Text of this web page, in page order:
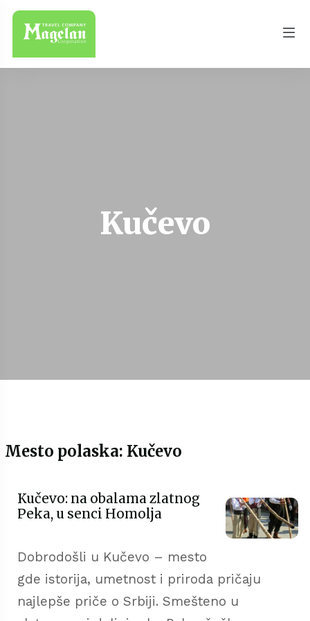
Kučevo
Mesto polaska: Kučevo
Kučevo: na obalama zlatnog
Peka, u senci Homolja
Dobrodošli u Kučevo – mesto
gde istorija, umetnost i priroda pričaju
najlepše priče o Srbiji. Smešteno u